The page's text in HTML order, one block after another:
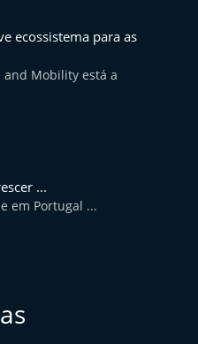
ecossistema para as
and Mobility está a
...
em Portugal ...